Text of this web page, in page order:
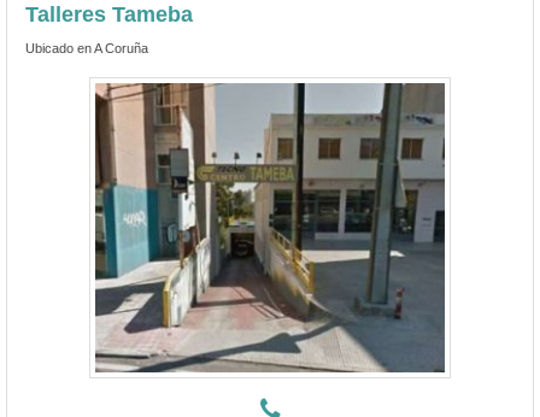
Talleres Tameba
Ubicado en A Coruña